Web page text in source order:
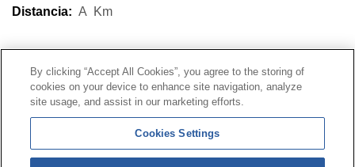
Distancia: A Km
Línea Universal 900 203 203|Zona Privada Comisión de
Prestaciones Especiales|Zona Privada Proveedor
Sanitario
© Mutua Universal 2026 | Mapa del sitio | Aviso legal
By clicking “Accept All Cookies”, you agree to the storing of
cookies on your device to enhance site navigation, analyze
site usage, and assist in our marketing efforts.
Cookies Settings